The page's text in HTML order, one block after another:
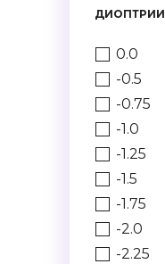
ДИОПТРИИ
0.0
-0.5
-0.75
-1.0
-1.25
-1.5
-1.75
-2.0
-2.25